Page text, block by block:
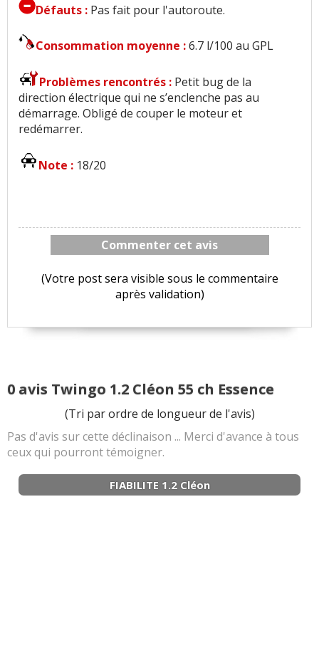
Défauts : Pas fait pour l'autoroute.
Consommation moyenne :6.7 l/100 au GPL
Problèmes rencontrés : Petit bug de la
direction électrique qui ne s’enclenche pas au
démarrage. Obligé de couper le moteur et
redémarrer.
Note : 18/20
Commenter cet avis
(Votre post sera visible sous le commentaire
après validation)
0 avis Twingo 1.2 Cléon 55 ch Essence
(Tri par ordre de longueur de l'avis)
Pas d'avis sur cette déclinaison ... Merci d'avance à tous
ceux qui pourront témoigner.
FIABILITE 1.2 Cléon